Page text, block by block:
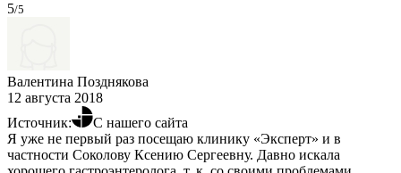
5/5
Валентина Позднякова
12 августа 2018
Источник:
С нашего сайта
Я уже не первый раз посещаю клинику «Эксперт» и в
частности Соколову Ксению Сергеевну. Давно искала